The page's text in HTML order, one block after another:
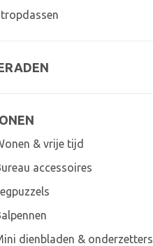
& vrije tijd
accessoires
dienbladen & onderzetters